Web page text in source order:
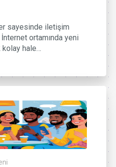
sayesinde iletişim
ortamında yeni
kolay hale…